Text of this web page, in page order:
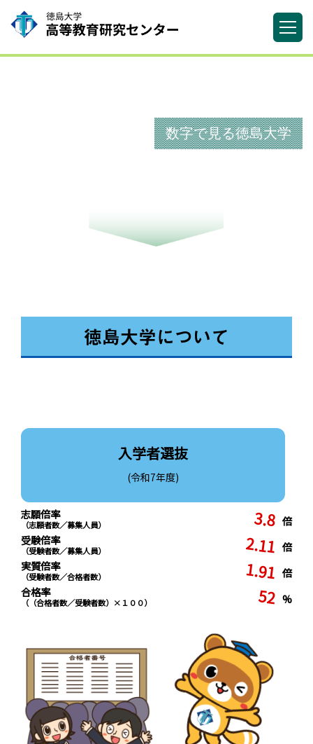
数字で見る徳島大学
徳島大学について
入学者選抜
(令和7年度)
志願倍率
（志願者数／募集人員） 3.8 倍
受験倍率
（受験者数／募集人員） 2.11 倍
実質倍率
（受験者数／合格者数） 1.91 倍
合格率
（（合格者数／受験者数）×１００） 52 %